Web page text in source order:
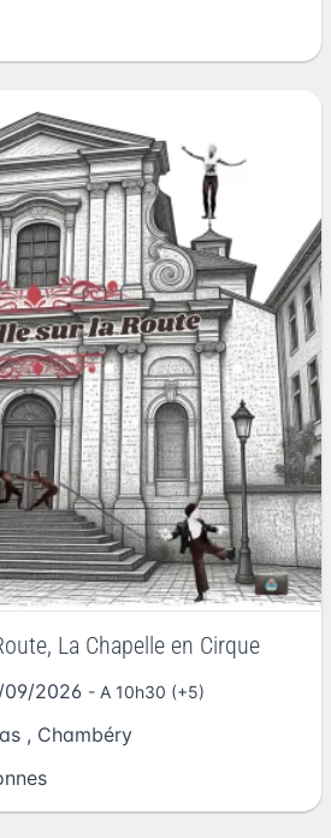
La Chapelle en Cirque
09/2026 - A 10h30 (+5)
, Chambéry